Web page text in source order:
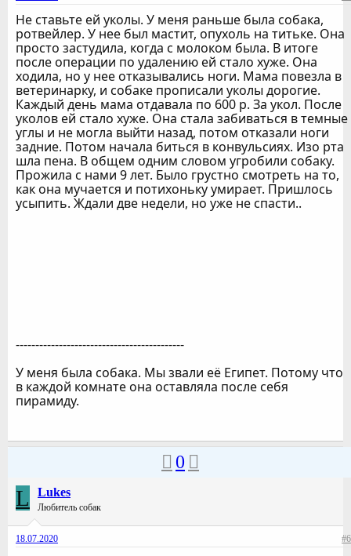
Не ставьте ей уколы. У меня раньше была собака,
ротвейлер. У нее был мастит, опухоль на титьке. Она
просто застудила, когда с молоком была. В итоге
после операции по удалению ей стало хуже. Она
ходила, но у нее отказывались ноги. Мама повезла в
ветеринарку, и собаке прописали уколы дорогие.
Каждый день мама отдавала по 600 р. За укол. После
уколов ей стало хуже. Она стала забиваться в темные
углы и не могла выйти назад, потом отказали ноги
задние. Потом начала биться в конвульсиях. Изо рта
шла пена. В общем одним словом угробили собаку.
Прожила с нами 9 лет. Было грустно смотреть на то,
как она мучается и потихоньку умирает. Пришлось
усыпить. Ждали две недели, но уже не спасти..
-------------------------------------------
У меня была собака. Мы звали её Египет. Потому что
в каждой комнате она оставляла после себя
пирамиду.
0
L Lukes
Любитель собак
18.07.2020 #6